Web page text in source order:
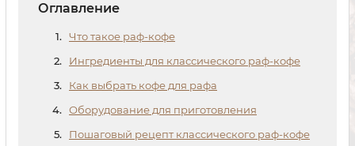
Оглавление
Что такое раф-кофе
Ингредиенты для классического раф-кофе
Как выбрать кофе для рафа
Оборудование для приготовления
Пошаговый рецепт классического раф-кофе